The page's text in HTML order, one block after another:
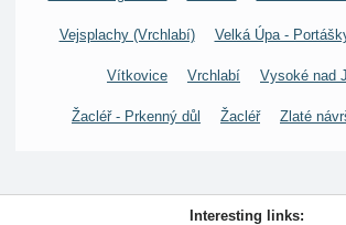
Vejsplachy (Vrchlabí) Velká Úpa -
Vítkovice Vrchlabí Vysoké nad
Žacléř - Prkenný důl Žacléř Zlaté
Interesting links: